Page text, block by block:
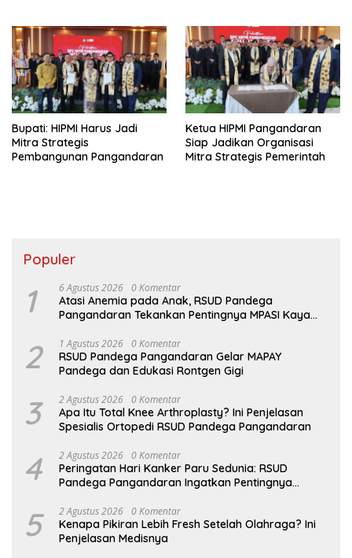
Bupati: HIPMI Harus Jadi
Mitra Strategis
Pembangunan Pangandaran
Ketua HIPMI Pangandaran
Siap Jadikan Organisasi
Mitra Strategis Pemerintah
Populer
1 6 Agustus 2026 0 Komentar
Atasi Anemia pada Anak, RSUD Pandega
Pangandaran Tekankan Pentingnya MPASI Kaya
2 1 Agustus 2026 0 Komentar
RSUD Pandega Pangandaran Gelar MAPAY
Pandega dan Edukasi Rontgen Gigi
3 2 Agustus 2026 0 Komentar
Apa Itu Total Knee Arthroplasty? Ini Penjelasan
Spesialis Ortopedi RSUD Pandega Pangandaran
4 2 Agustus 2026 0 Komentar
Peringatan Hari Kanker Paru Sedunia: RSUD
Pandega Pangandaran Ingatkan Pentingnya
5 2 Agustus 2026 0 Komentar
Kenapa Pikiran Lebih Fresh Setelah Olahraga? Ini
Penjelasan Medisnya